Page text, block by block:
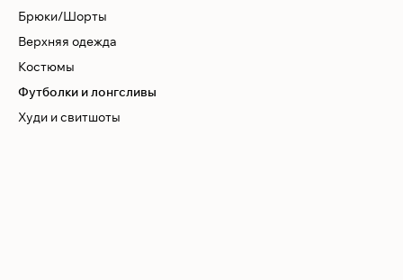
Брюки/Шорты
Верхняя одежда
Костюмы
Футболки и лонгсливы
Худи и свитшоты